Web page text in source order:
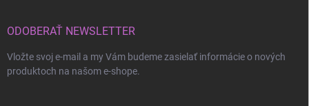
ODOBERAŤ NEWSLETTER
Vložte svoj e-mail a my Vám budeme zasielať informácie o nových
produktoch na našom e-shope.